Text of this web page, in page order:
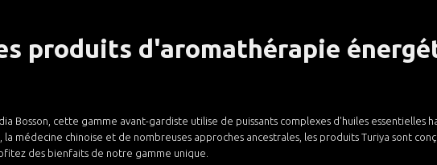
produits d'aromathérapie
Bosson, cette gamme avant-gardiste utilise de puissants complexes d'huiles
médecine chinoise et de nombreuses approches ancestrales, les produits Turiya sont
des bienfaits de notre gamme unique.